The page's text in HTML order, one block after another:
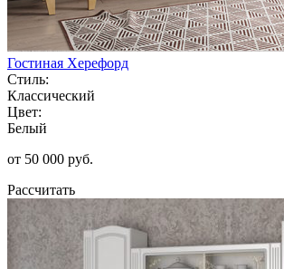
Гостиная Херефорд
Стиль:
Классический
Цвет:
Белый
от 50 000 руб.
Рассчитать